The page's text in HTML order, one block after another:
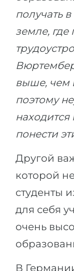
получать
земле, где
выше, чем
поэтому
понести
Другой
которой
студенты
для себя
очень
В